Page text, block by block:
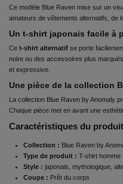
Ce modèle Blue Raven mise sur un
amateurs de vêtements alternatifs, de
Un t-shirt japonais facile à
Ce t-shirt alternatif se porte
noire ou des accessoires plus
et expressive.
Une pièce de la collection
La collection Blue Raven by Anomaly
Chaque pièce met en avant une
Caractéristiques du produit
Collection : Blue Raven by
Type de produit : T-shirt homme
Style : japonais, mythologique,
Coupe : Prêt du corps